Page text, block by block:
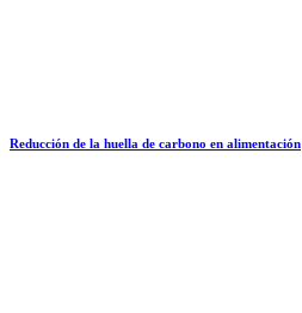
Reducción de la huella de carbono en alimentación